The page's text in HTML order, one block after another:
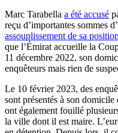
Marc Tarabella a été accusé
reçu d’importantes sommes
assouplissement de sa position
que l’Émirat accueille la
11 décembre 2022, son
enquêteurs mais rien de
Le 10 février 2023, des
sont présentés à son
ont également fouillé
la ville dont il est maire.